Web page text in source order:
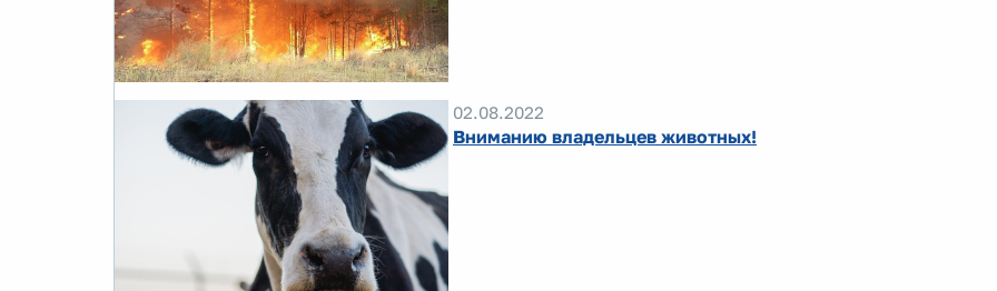
02.08.2022
Вниманию владельцев животных!